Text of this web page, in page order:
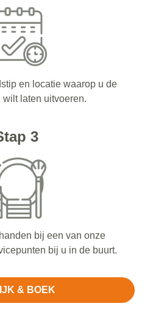
en locatie waarop u de
wilt laten uitvoeren.
3
bij een van onze
bij u in de buurt.
& BOEK